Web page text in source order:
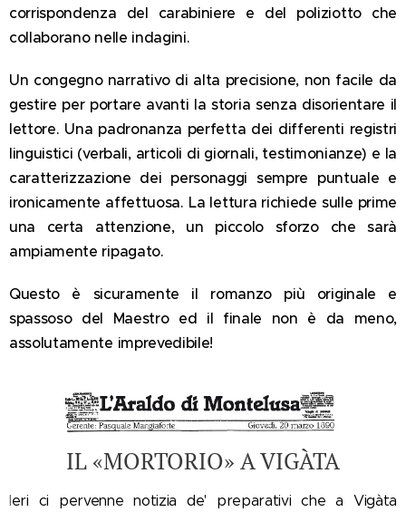
corrispondenza del carabiniere e del poliziotto che
collaborano nelle indagini.
Un congegno narrativo di alta precisione, non facile da
gestire per portare avanti la storia senza disorientare il
lettore. Una padronanza perfetta dei differenti registri
linguistici (verbali, articoli di giornali, testimonianze) e la
caratterizzazione dei personaggi sempre puntuale e
ironicamente affettuosa. La lettura richiede sulle prime
una certa attenzione, un piccolo sforzo che sarà
ampiamente ripagato.
Questo è sicuramente il romanzo più originale e
spassoso del Maestro ed il finale non è da meno,
assolutamente imprevedibile!
IL «MORTORIO» A VIGÀTA
Ieri ci pervenne notizia de' preparativi che a Vigàta